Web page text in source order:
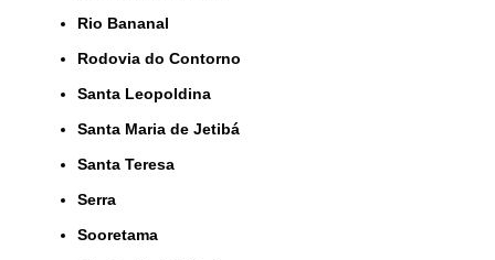
Rio Bananal
Rodovia do Contorno
Santa Leopoldina
Santa Maria de Jetibá
Santa Teresa
Serra
Sooretama